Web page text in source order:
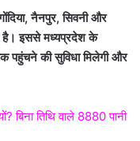
गोंदिया, नैनपुर, सिवनी और
है। इससे मध्यप्रदेश के
पहुंचने की सुविधा मिलेगी और
बिना तिथि वाले 8880 पानी